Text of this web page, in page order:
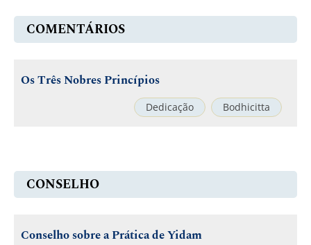
COMENTÁRIOS
Os Três Nobres Princípios
Dedicação Bodhicitta
CONSELHO
Conselho sobre a Prática de Yidam